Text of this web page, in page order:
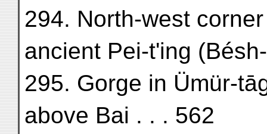
294. North-west
ancient Pei-t'ing
295. Gorge in Ümür-
above Bai . . . 562